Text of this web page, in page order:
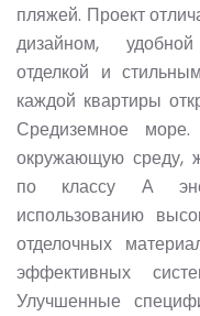
пляжей. Проект
дизайном,
отделкой и
каждой квартиры
Средиземное
окружающую среду,
по классу А
использованию
отделочных
эффективных
Улучшенные